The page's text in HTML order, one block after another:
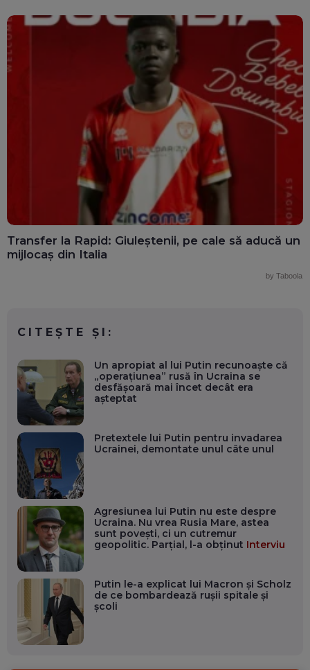
Transfer la Rapid: Giuleștenii, pe cale să aducă un
mijlocaș din Italia
by Taboola
CITEȘTE ȘI:
Un apropiat al lui Putin recunoaşte că
„operaţiunea” rusă în Ucraina se
desfăşoară mai încet decât era
aşteptat
Pretextele lui Putin pentru invadarea
Ucrainei, demontate unul câte unul
Agresiunea lui Putin nu este despre
Ucraina. Nu vrea Rusia Mare, astea
sunt povești, ci un cutremur
geopolitic. Parțial, l-a obținut Interviu
Putin le-a explicat lui Macron și Scholz
de ce bombardează rușii spitale și
școli